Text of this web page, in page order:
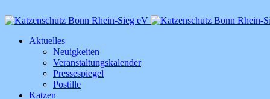
Aktuelles
Neuigkeiten
Veranstaltungskalender
Pressespiegel
Postille
Katzen